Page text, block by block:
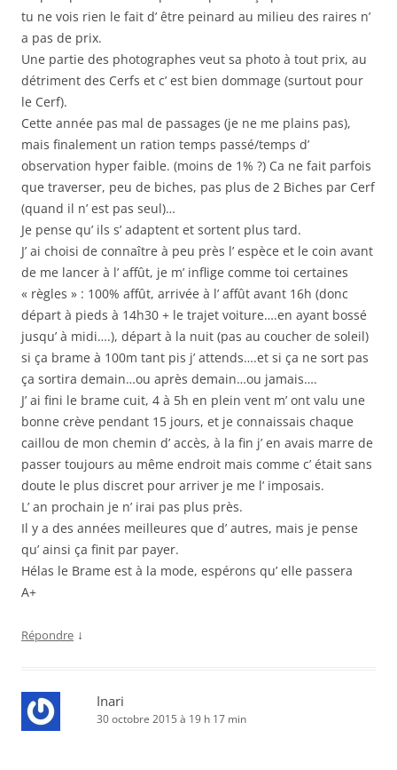
tu ne vois rien le fait d’ être peinard au milieu des raires n’
a pas de prix.
Une partie des photographes veut sa photo à tout prix, au
détriment des Cerfs et c’ est bien dommage (surtout pour
le Cerf).
Cette année pas mal de passages (je ne me plains pas),
mais finalement un ration temps passé/temps d’
observation hyper faible. (moins de 1% ?) Ca ne fait parfois
que traverser, peu de biches, pas plus de 2 Biches par Cerf
(quand il n’ est pas seul)…
Je pense qu’ ils s’ adaptent et sortent plus tard.
J’ ai choisi de connaître à peu près l’ espèce et le coin avant
de me lancer à l’ affût, je m’ inflige comme toi certaines
« règles » : 100% affût, arrivée à l’ affût avant 16h (donc
départ à pieds à 14h30 + le trajet voiture….en ayant bossé
jusqu’ à midi….), départ à la nuit (pas au coucher de soleil)
si ça brame à 100m tant pis j’ attends….et si ça ne sort pas
ça sortira demain…ou après demain…ou jamais….
J’ ai fini le brame cuit, 4 à 5h en plein vent m’ ont valu une
bonne crève pendant 15 jours, et je connaissais chaque
caillou de mon chemin d’ accès, à la fin j’ en avais marre de
passer toujours au même endroit mais comme c’ était sans
doute le plus discret pour arriver je me l’ imposais.
L’ an prochain je n’ irai pas plus près.
Il y a des années meilleures que d’ autres, mais je pense
qu’ ainsi ça finit par payer.
Hélas le Brame est à la mode, espérons qu’ elle passera
A+
Répondre ↓
Inari
30 octobre 2015 à 19 h 17 min